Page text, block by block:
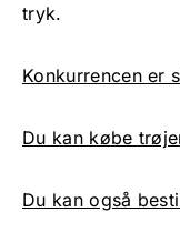
tryk.
Konkurrencen er
Du kan købe
Du kan også